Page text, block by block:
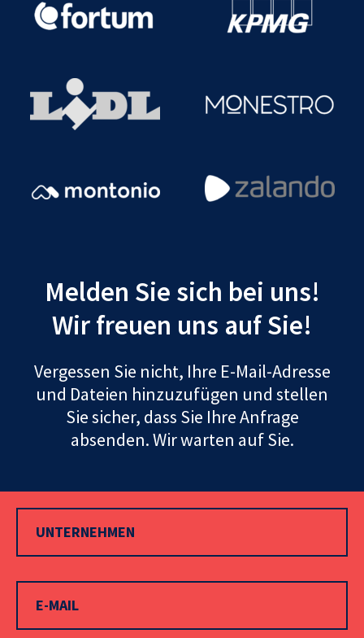
Melden Sie sich bei uns!
Wir freuen uns auf Sie!
Vergessen Sie nicht, Ihre E-Mail-Adresse
und Dateien hinzuzufügen und stellen
Sie sicher, dass Sie Ihre Anfrage
absenden. Wir warten auf Sie.